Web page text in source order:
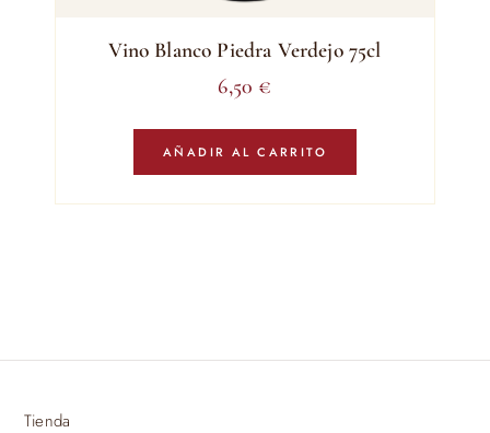
Vino Blanco Piedra Verdejo 75cl
6,50 €
AÑADIR AL CARRITO
Tienda